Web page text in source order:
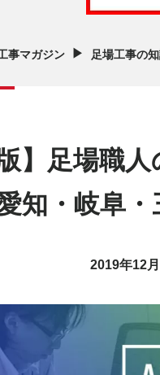
事マガジン ▶︎ 足場工事の
版】足場職
知・岐阜・
2019年12月